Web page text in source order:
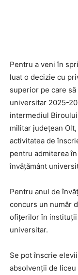
Pentru a veni în
luat o decizie cu
superior pe care
universitar 2025-
intermediul
militar județean
activitatea de
pentru admiterea
învățământ
Pentru anul de
concurs un număr
ofițerilor în instituții
universitar.
Se pot înscrie
absolvenţii de liceu